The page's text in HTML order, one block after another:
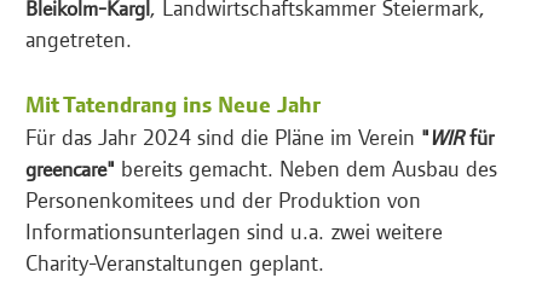
Bleikolm-Kargl , Landwirtschaftskammer Steiermark,
angetreten.
Mit Tatendrang ins Neue Jahr
Für das Jahr 2024 sind die Pläne im Verein "WIRfür
greencare" bereits gemacht. Neben dem Ausbau des
Personenkomitees und der Produktion von
Informationsunterlagen sind u.a. zwei weitere
Charity-Veranstaltungen geplant.